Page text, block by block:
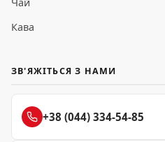
Кава
ЗВ'ЯЖІТЬСЯ З НАМИ
+38 (044) 334-54-85